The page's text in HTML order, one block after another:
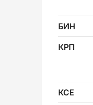
БИН
КРП
КСЕ